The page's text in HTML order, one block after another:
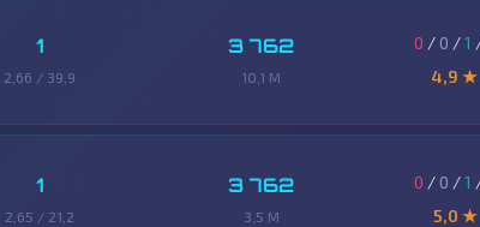
1
2,66 / 39,9
3 762
10,1 M
0 / 0 /1
4,9 ★
1
2,65 / 21,2
3 762
3,5 M
0 / 0 /1
5,0 ★